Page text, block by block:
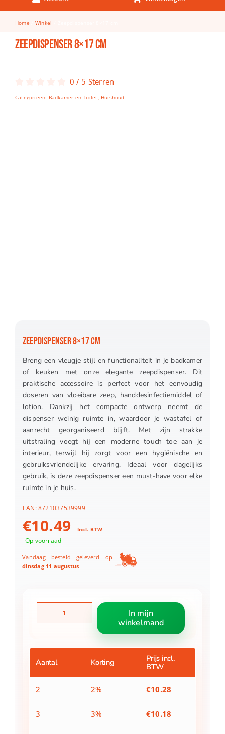
Keuken & Tafelen
Kinderfietsen
Knutselen
Spellen
Home Winkel
Zeepdispenser 8×17 cm
0 / 5 Sterren
Categorieën: Badkamer en Toilet, Huishoud
ZEEPDISPENSER 8×17 CM
Breng een vleugje stijl en functionaliteit in je badkamer
of keuken met onze elegante zeepdispenser. Dit
praktische accessoire is perfect voor het eenvoudig
doseren van vloeibare zeep, handdesinfectiemiddel of
lotion. Dankzij het compacte ontwerp neemt de
dispenser weinig ruimte in, waardoor je wastafel of
aanrecht georganiseerd blijft. Met zijn strakke
uitstraling voegt hij een moderne touch toe aan je
interieur, terwijl hij zorgt voor een hygiënische en
gebruiksvriendelijke ervaring. Ideaal voor dagelijks
gebruik, is deze zeepdispenser een must-have voor elke
ruimte in je huis.
EAN:8721037539999
€10.49 Incl. BTW
Op voorraad
Vandaag besteld geleverd op
dinsdag 11 augustus
Zeepdispenser
8x17
In mijn
winkelmand
Aantal Korting
Prijs incl.
BTW
2 2% €10.28
3 3% €10.18